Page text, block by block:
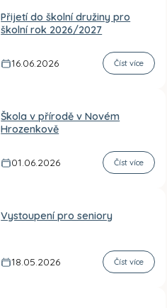
Přijetí do školní družiny pro
školní rok 2026/2027
16.06.2026 Číst více
Škola v přírodě v Novém
Hrozenkově
01.06.2026 Číst více
Vystoupení pro seniory
18.05.2026 Číst více